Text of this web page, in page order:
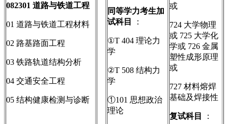
082301 道路与铁道工程
01 道路与铁道工程材料
02 路基路面工程
03 铁路轨道结构分析
04 交通安全工程
05 结构健康检测与诊断
同等学力考生加
试科目
：
①T 404 理论力
学
②T 508 结构力
学
①101 思想政治
理论
或
724 大学物理
或 725 大学化
学或 726 金属
塑性成形原理
或
727 材料熔焊
基础及焊接性
复试科目 ：